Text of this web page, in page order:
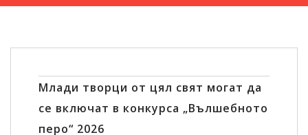
Млади творци от цял свят могат да
се включат в конкурса „Вълшебното
перо“ 2026